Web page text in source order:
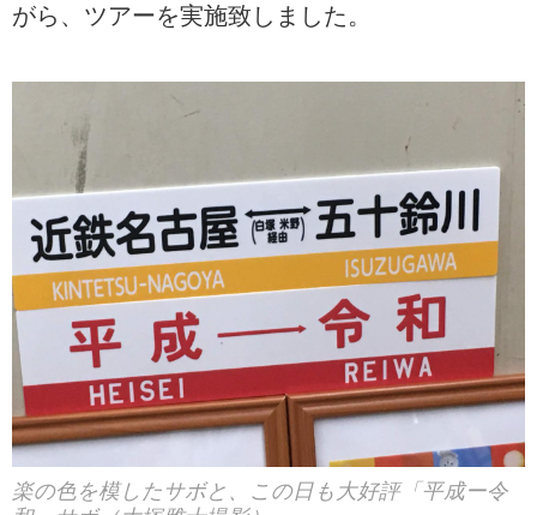
がら、ツアーを実施致しました。
楽の色を模したサボと、この日も大好評「平成ー令